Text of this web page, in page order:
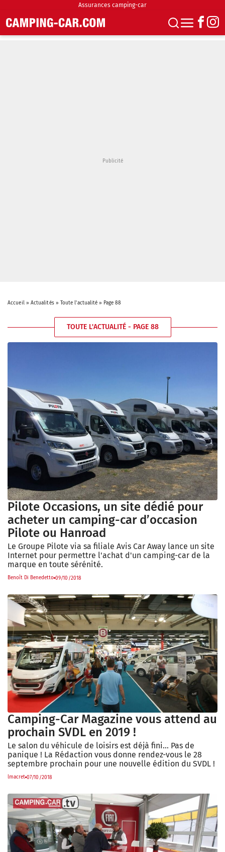
Assurances camping-car
Accueil» Actualités» Toute l'actualité » Page 88
TOUTE L'ACTUALITÉ - PAGE 88
Pilote Occasions, un site dédié pour
acheter un camping-car d’occasion
Pilote ou Hanroad
Le Groupe Pilote via sa filiale Avis Car Away lance un site
Internet pour permettre l'achat d'un camping-car de la
marque en toute sérénité.
Benoît Di Benedetto 09/10/2018
Camping-Car Magazine vous attend au
prochain SVDL en 2019 !
Le salon du véhicule de loisirs est déjà fini… Pas de
panique ! La Rédaction vous donne rendez-vous le 28
septembre prochain pour une nouvelle édition du SVDL !
lmacret 07/10/2018